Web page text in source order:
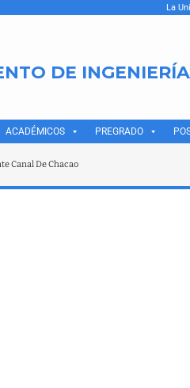
La
DE
ACADÉMICOS PREGRADO
Canal De Chacao